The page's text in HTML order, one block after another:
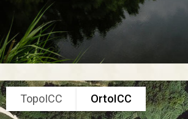
TopoICC OrtoICC